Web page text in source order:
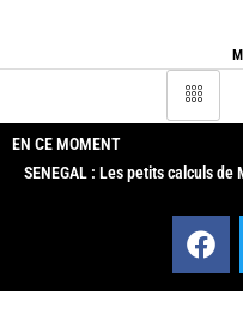
EN CE MOMENT
SENEGAL : Les petits calculs de